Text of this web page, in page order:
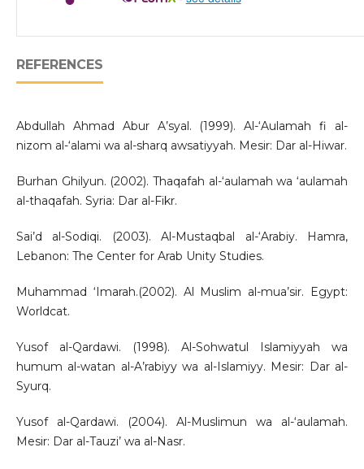
REFERENCES
Abdullah Ahmad Abur A’syal. (1999). Al-‘Aulamah fi al-
nizom al-‘alami wa al-sharq awsatiyyah. Mesir: Dar al-Hiwar.
Burhan Ghilyun. (2002). Thaqafah al-‘aulamah wa ‘aulamah
al-thaqafah. Syria: Dar al-Fikr.
Sai’d al-Sodiqi. (2003). Al-Mustaqbal al-‘Arabiy. Hamra,
Lebanon: The Center for Arab Unity Studies.
Muhammad ‘Imarah.(2002). Al Muslim al-mua’sir. Egypt:
Worldcat.
Yusof al-Qardawi. (1998). Al-Sohwatul Islamiyyah wa
humum al-watan al-A’rabiyy wa al-Islamiyy. Mesir: Dar al-
Syurq.
Yusof al-Qardawi. (2004). Al-Muslimun wa al-‘aulamah.
Mesir: Dar al-Tauzi’ wa al-Nasr.